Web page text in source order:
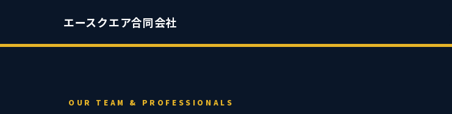
エースクエア合同会社
OUR TEAM & PROFESSIONALS